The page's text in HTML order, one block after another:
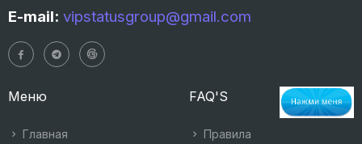
E-mail: vipstatusgroup@gmail.com
Меню
Главная
FAQ'S
Правила